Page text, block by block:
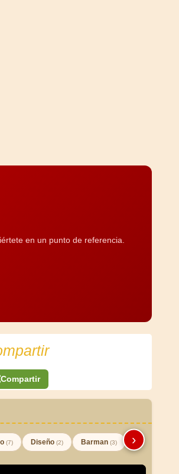
en un punto de referencia.
Compartir
(7) Diseño (2) Barman (3) ›